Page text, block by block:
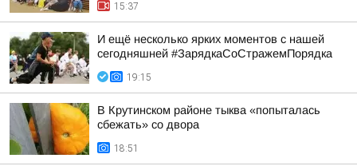
15:37
И ещё несколько ярких моментов с нашей
сегодняшней #ЗарядкаСоСтражемПорядка
19:15
В Крутинском районе тыква «попыталась
сбежать» со двора
18:51